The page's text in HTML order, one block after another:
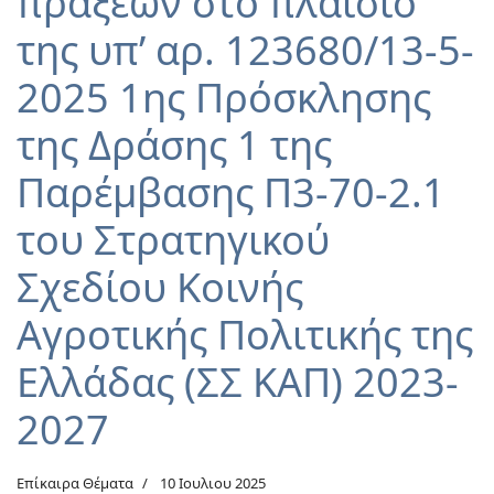
της υπ’ αρ. 123680/13-5-
2025 1ης Πρόσκλησης
της Δράσης 1 της
Παρέμβασης Π3-70-2.1
του Στρατηγικού
Σχεδίου Κοινής
Αγροτικής Πολιτικής της
Ελλάδας (ΣΣ ΚΑΠ) 2023-
2027
Επίκαιρα Θέματα 10 Ιουλιου 2025